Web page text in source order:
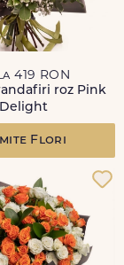
419 RON
roz Pink
Delight
Flori